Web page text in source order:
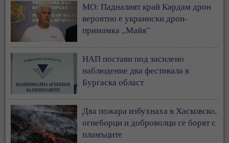
МО: Падналият край Кардам дрон
вероятно е украински дрон-
примамка „Майя“
НАП постави под засилено
наблюдение два фестивала в
Бургаска област
Два пожара избухнаха в Хасковско,
огнеборци и доброволци се борят с
пламъците